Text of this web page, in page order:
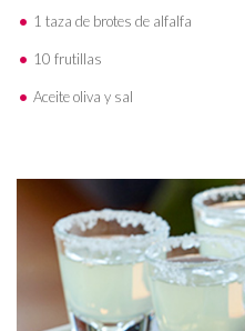
1 taza de brotes de alfalfa
10 frutillas
Aceite oliva y sal